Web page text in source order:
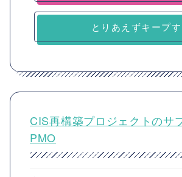
とりあえずキープす
CIS再構築プロジェクトのサ
PMO